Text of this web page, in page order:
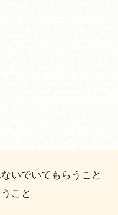
いでいてもらうこと
こと